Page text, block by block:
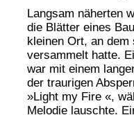
Langsam näherten
die Blätter eines
kleinen Ort, an
versammelt hatte.
war mit einem
der traurigen
»Light my Fire «,
Melodie lauschte.